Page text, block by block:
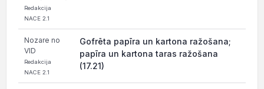
Redakcija
NACE 2.1
Nozare no
VID
Redakcija
NACE 2.1
Gofrēta papīra un kartona ražošana;
papīra un kartona taras ražošana
(17.21)